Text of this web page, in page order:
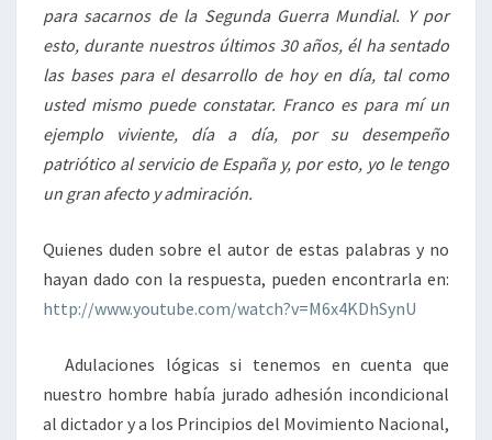
para sacarnos de la Segunda Guerra Mundial. Y por
esto, durante nuestros últimos 30 años, él ha sentado
las bases para el desarrollo de hoy en día, tal como
usted mismo puede constatar. Franco es para mí un
ejemplo viviente, día a día, por su desempeño
patriótico al servicio de España y, por esto, yo le tengo
un gran afecto y admiración.
Quienes duden sobre el autor de estas palabras y no
hayan dado con la respuesta, pueden encontrarla en:
http://www.youtube.com/watch?v=M6x4KDhSynU
Adulaciones lógicas si tenemos en cuenta que
nuestro hombre había jurado adhesión incondicional
al dictador y a los Principios del Movimiento Nacional,